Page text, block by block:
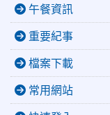
午餐資訊
重要紀事
檔案下載
常用網站